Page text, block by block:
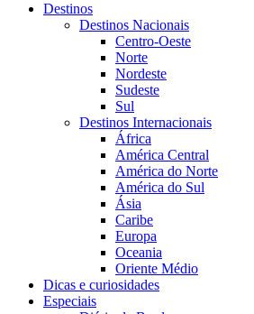
Destinos
Destinos Nacionais
Centro-Oeste
Norte
Nordeste
Sudeste
Sul
Destinos Internacionais
África
América Central
América do Norte
América do Sul
Ásia
Caribe
Europa
Oceania
Oriente Médio
Dicas e curiosidades
Especiais